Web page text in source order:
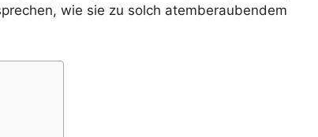
wie sie zu solch atemberaubendem